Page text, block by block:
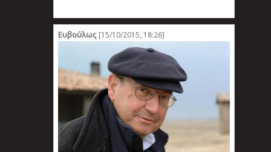
Ευβούλως[15/10/2015, 18:26]